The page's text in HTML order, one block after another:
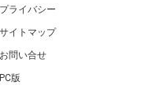
プライバシー
サイトマップ
お問い合せ
PC版